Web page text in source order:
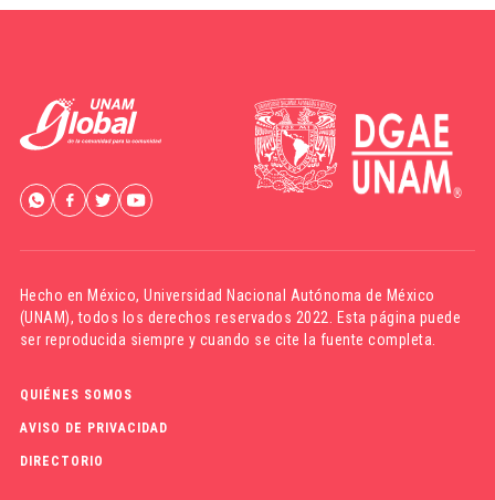
Hecho en México,Universidad Nacional Autónoma de México
(UNAM), todos los derechos reservados 2022. Esta página puede
ser reproducida siempre y cuando se cite la fuente completa.
QUIÉNES SOMOS
AVISO DE PRIVACIDAD
DIRECTORIO